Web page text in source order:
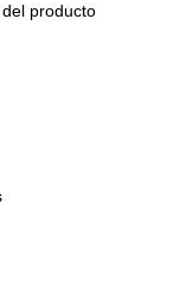
producto